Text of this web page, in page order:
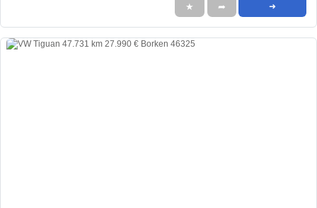
★ ➦ ➜